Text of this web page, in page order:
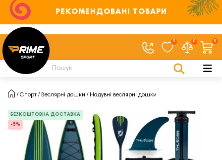
РЕКОМЕНДОВАНІ ТОВАРИ
0 0 0
Спорт Веслярні дошки Надувні веслярні дошки
БЕЗКОШТОВНА ДОСТАВКА
-5%